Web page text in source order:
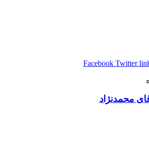
Facebook Twitter
محمدنژاد